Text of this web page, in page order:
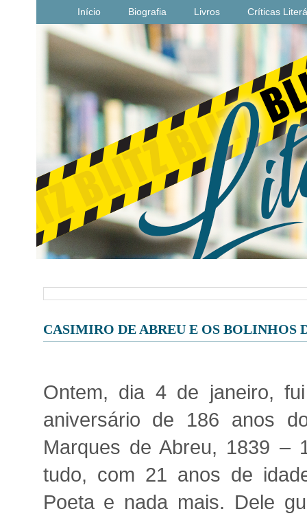
Início Biografia Livros Críticas
CASIMIRO DE ABREU E OS BOLINHOS
Ontem, dia 4 de janeiro,
aniversário de 186 anos
Marques de Abreu, 1839 –
tudo, com 21 anos de
Poeta e nada mais. Dele